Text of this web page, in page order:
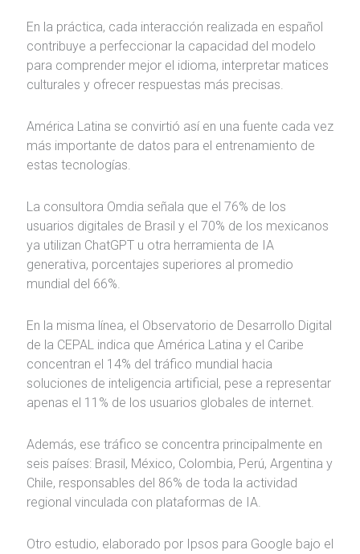
En la práctica, cada interacción realizada en español
contribuye a perfeccionar la capacidad del modelo
para comprender mejor el idioma, interpretar matices
culturales y ofrecer respuestas más precisas.
América Latina se convirtió así en una fuente cada vez
más importante de datos para el entrenamiento de
estas tecnologías.
La consultora Omdia señala que el 76% de los
usuarios digitales de Brasil y el 70% de los mexicanos
ya utilizan ChatGPT u otra herramienta de IA
generativa, porcentajes superiores al promedio
mundial del 66%.
En la misma línea, el Observatorio de Desarrollo Digital
de la CEPAL indica que América Latina y el Caribe
concentran el 14% del tráfico mundial hacia
soluciones de inteligencia artificial, pese a representar
apenas el 11% de los usuarios globales de internet.
Además, ese tráfico se concentra principalmente en
seis países: Brasil, México, Colombia, Perú, Argentina y
Chile, responsables del 86% de toda la actividad
regional vinculada con plataformas de IA.
Otro estudio, elaborado por Ipsos para Google bajo el